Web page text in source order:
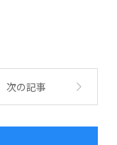
次の記事